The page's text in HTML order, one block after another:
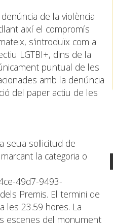
de la violència
així el compromís
s'introduïx com a
LGTBI+, dins de la
puntual de les
amb la denúncia
del paper actiu de les
sol·licitud de
la categoria o
49d7-9493-
Premis. El termini de
les 23.59 hores. La
escenes del monument